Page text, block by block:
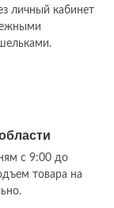
личный кабинет
с 9:00 до
товара на